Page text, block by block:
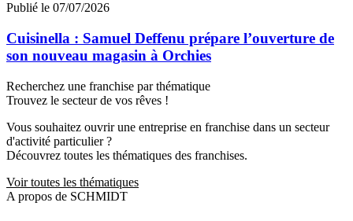
Publié le 07/07/2026
Cuisinella : Samuel Deffenu prépare l’ouverture de
son nouveau magasin à Orchies
Recherchez une franchise par thématique
Trouvez le secteur de vos rêves !
Vous souhaitez ouvrir une entreprise en franchise dans un secteur
d'activité particulier ?
Découvrez toutes les thématiques des franchises.
Voir toutes les thématiques
A propos de SCHMIDT